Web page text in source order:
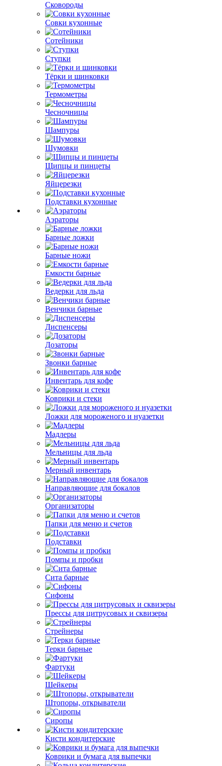
Сковороды
Совки кухонные
Сотейники
Ступки
Тёрки и шинковки
Термометры
Чесночницы
Шампуры
Шумовки
Щипцы и пинцеты
Яйцерезки
Подставки кухонные
Аэраторы
Барные ложки
Барные ножи
Емкости барные
Ведерки для льда
Венчики барные
Диспенсеры
Дозаторы
Звонки барные
Инвентарь для кофе
Коврики и стеки
Ложки для мороженого и нуазетки
Мадлеры
Мельницы для льда
Мерный инвентарь
Направляющие для бокалов
Организаторы
Папки для меню и счетов
Подставки
Помпы и пробки
Сита барные
Сифоны
Прессы для цитрусовых и сквизеры
Стрейнеры
Терки барные
Фартуки
Шейкеры
Штопоры, открыватели
Сиропы
Кисти кондитерские
Коврики и бумага для выпечки